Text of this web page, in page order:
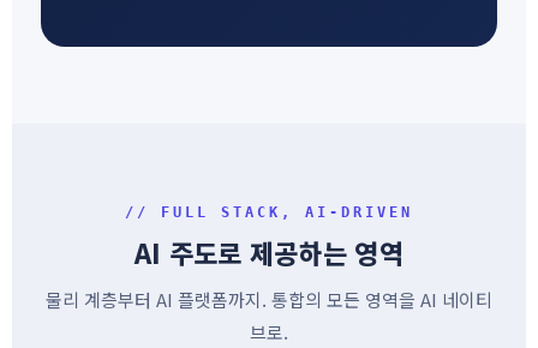
// FULL STACK, AI-DRIVEN
AI 주도로 제공하는 영역
물리 계층부터 AI 플랫폼까지. 통합의 모든 영역을 AI 네이티
브로.